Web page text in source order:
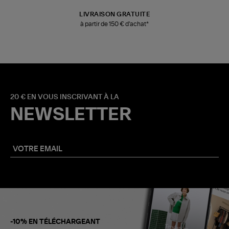
LIVRAISON GRATUITE
à partir de 150 € d'achat*
20 € EN VOUS INSCRIVANT À LA
NEWSLETTER
-10% EN TÉLÉCHARGEANT